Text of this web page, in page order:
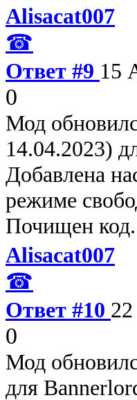
Alisacat007
☎
Ответ #9 15
0
Мод
14.04.2023)
Добавлена
режиме
Почищен код.
Alisacat007
☎
Ответ #10
0
Мод
для